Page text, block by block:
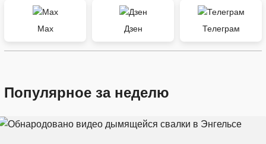
Max Дзен Телеграм
Популярное за неделю